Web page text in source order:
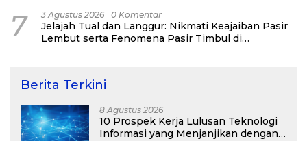
7 3 Agustus 2026 0 Komentar
Jelajah Tual dan Langgur: Nikmati Keajaiban Pasir
Lembut serta Fenomena Pasir Timbul di
Berita Terkini
8 Agustus 2026
10 Prospek Kerja Lulusan Teknologi
Informasi yang Menjanjikan dengan